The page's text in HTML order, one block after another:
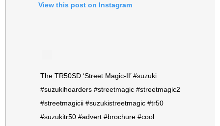
View this post on Instagram
The TR50SD ‘Street Magic-II’ #suzuki
#suzukihoarders #streetmagic #streetmagic2
#streetmagicii #suzukistreetmagic #tr50
#suzukitr50 #advert #brochure #cool